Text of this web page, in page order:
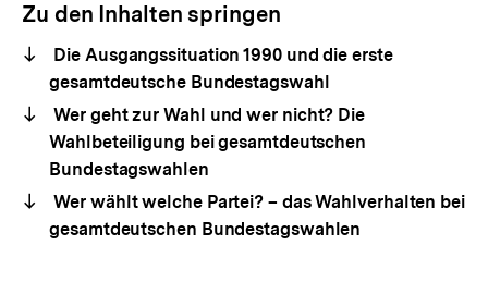
Zu den Inhalten springen
Die Ausgangssituation 1990 und die erste
gesamtdeutsche Bundestagswahl
Wer geht zur Wahl und wer nicht? Die
Wahlbeteiligung bei gesamtdeutschen
Bundestagswahlen
Wer wählt welche Partei? – das Wahlverhalten bei
gesamtdeutschen Bundestagswahlen